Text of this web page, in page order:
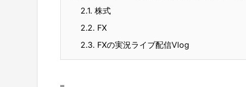
2.1. 株式
2.2. FX
2.3. FXの実況ライブ配信Vlog